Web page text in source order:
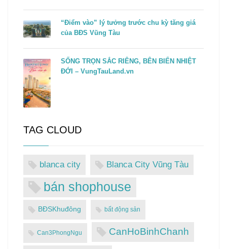
“Điểm vào” lý tưởng trước chu kỳ tăng giá
của BĐS Vũng Tàu
SỐNG TRỌN SẮC RIÊNG, BÊN BIỂN NHIỆT
ĐỚI – VungTauLand.vn
TAG CLOUD
blanca city Blanca City Vũng Tàu
bán shophouse
BĐSKhuđông bất động sản
Can3PhongNgu CanHoBinhChanh